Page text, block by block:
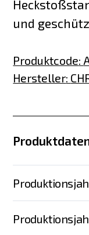
und
Produktcode:
Hersteller: